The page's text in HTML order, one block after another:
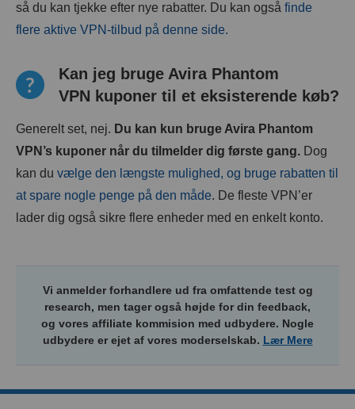
så du kan tjekke efter nye rabatter. Du kan også finde
flere aktive VPN-tilbud på denne side.
Kan jeg bruge Avira Phantom
VPN kuponer til et eksisterende køb?
Generelt set, nej. Du kan kun bruge Avira Phantom
VPN ’s kuponer når du tilmelder dig første gang. Dog
kan du vælge den længste mulighed, og bruge rabatten til
at spare nogle penge på den måde. De fleste VPN’er
lader dig også sikre flere enheder med en enkelt konto.
Vi anmelder forhandlere ud fra omfattende test og
research, men tager også højde for din feedback,
og vores affiliate kommision med udbydere. Nogle
udbydere er ejet af vores moderselskab. Lær Mere